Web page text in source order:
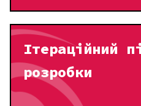
Ітераційний
розробки